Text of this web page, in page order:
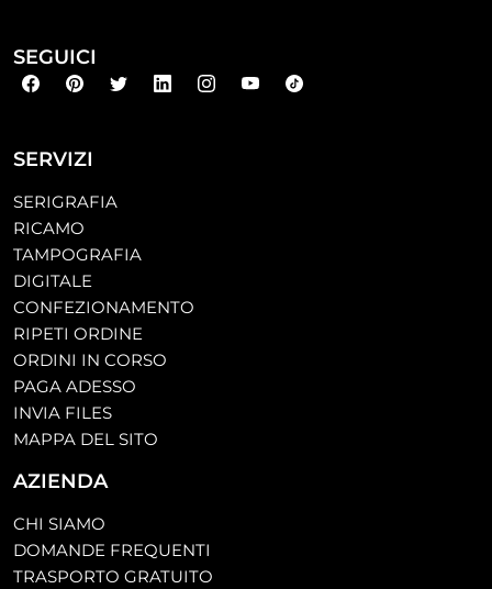
SERVIZI
SERIGRAFIA
RICAMO
TAMPOGRAFIA
DIGITALE
CONFEZIONAMENTO
RIPETI ORDINE
ORDINI IN CORSO
PAGA ADESSO
INVIA FILES
MAPPA DEL SITO
AZIENDA
CHI SIAMO
DOMANDE FREQUENTI
TRASPORTO GRATUITO
SEGUICI